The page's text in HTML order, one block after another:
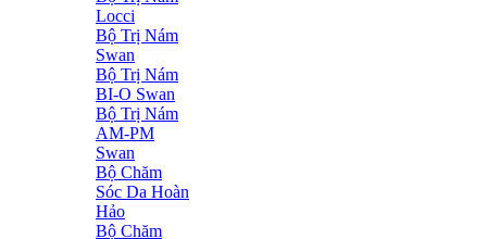
Locci
Bộ Trị Nám
Swan
Bộ Trị Nám
BI-O Swan
Bộ Trị Nám
AM-PM
Swan
Bộ Chăm
Sóc Da Hoàn
Hảo
Bộ Chăm